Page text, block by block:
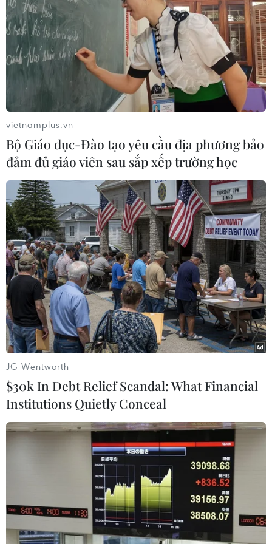
Chương trình quy tụ khoảng 75 câu lạc bộ yoga cùng hàng
nghìn yogi đến từ Hà Nội và nhiều tỉnh, thành phố trên cả nước.
(Ảnh: BTC)
Á hậu Đặng Thị Tân -
người đẹp "thắp lửa" cho
phong trào yoga Thủ đô
Á hậu Đặng Thị Tân chia sẻ quan
điểm: “Yoga không phải tập càng
nhiều càng tốt mà là tập đúng,
tập đủ và lắng nghe cơ thể mình.
Khi tâm trí an yên, mọi vấn đề đều
trở nên nhẹ nhàng hơn."
(Vietnam+)
#Chương trình chào mừng Ngày Quốc tế Yoga
vietnamplus.vn
Bộ Giáo dục-Đào tạo yêu cầu địa phương bảo
đảm đủ giáo viên sau sắp xếp trường học
JG Wentworth
$30k In Debt Relief Scandal: What Financial
Institutions Quietly Conceal